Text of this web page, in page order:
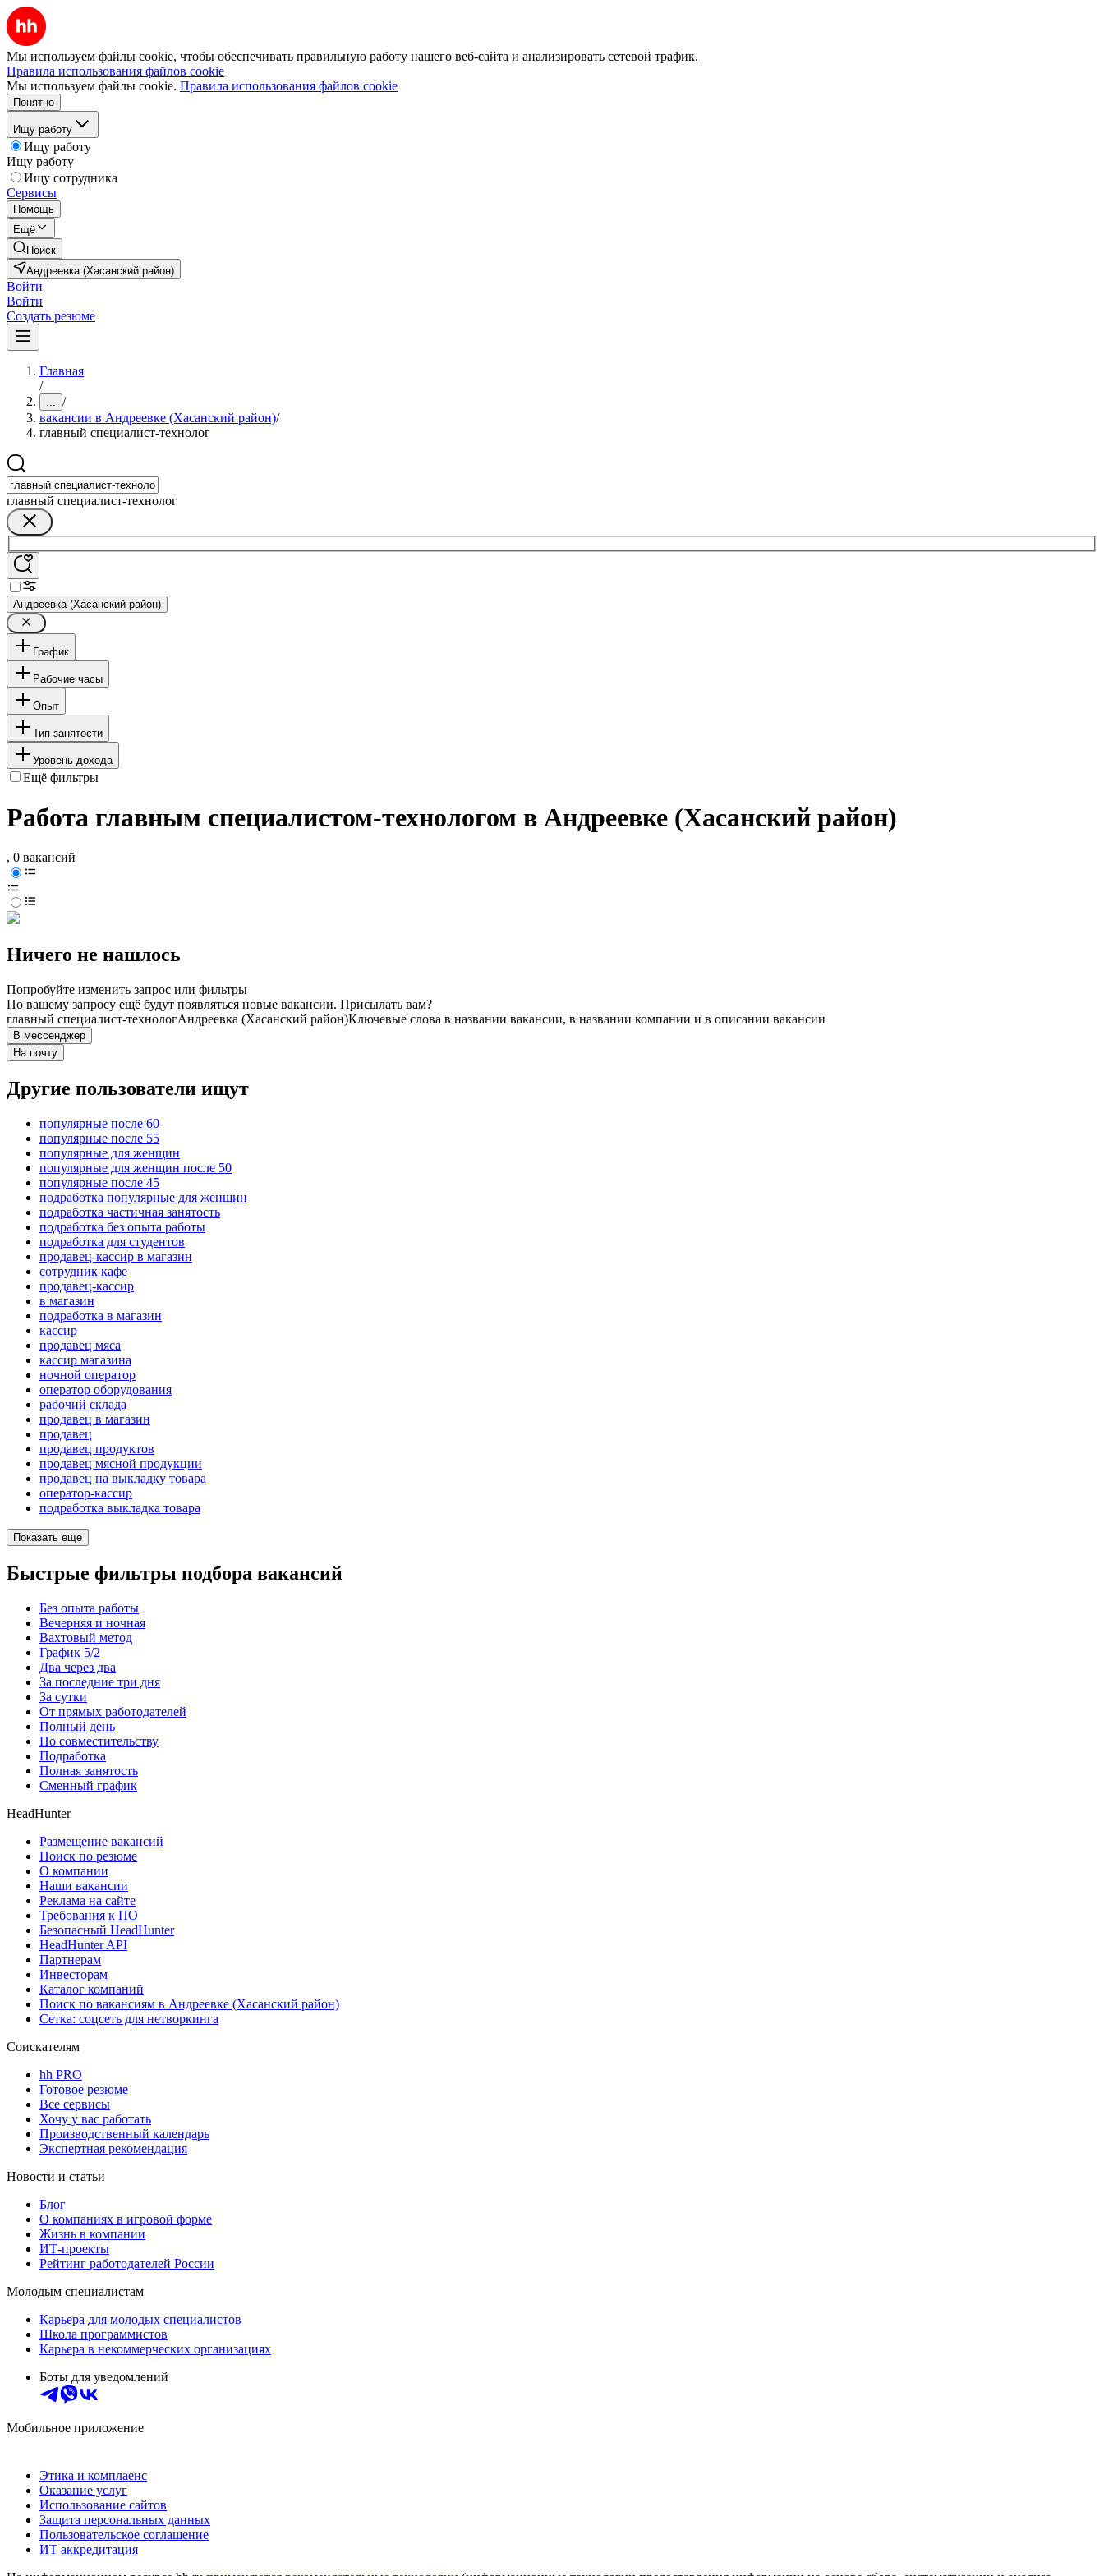
Мы используем файлы cookie, чтобы обеспечивать правильную работу нашего веб-сайта и анализировать сетевой трафик.
Правила использования файлов cookie
Мы используем файлы cookie. Правила использования файлов cookie
Понятно
Ищу работу
Ищу работу
Ищу работу
Ищу сотрудника
Сервисы
Помощь
Ещё
Поиск
Андреевка (Хасанский район)
Войти
Войти
Создать резюме
Главная
/
... /
вакансии в Андреевке (Хасанский район)/
главный специалист-технолог
главный специалист-технолог
Андреевка (Хасанский район)
График
Рабочие часы
Опыт
Тип занятости
Уровень дохода
Ещё фильтры
Работа главным специалистом-технологом в Андреевке (Хасанский район)
, 0 вакансий
Ничего не нашлось
Попробуйте изменить запрос или фильтры
По вашему запросу ещё будут появляться новые вакансии. Присылать вам?
главный специалист-технологАндреевка (Хасанский район)Ключевые слова в названии вакансии, в названии компании и в описании вакансии
В мессенджер
На почту
Другие пользователи ищут
популярные после 60
популярные после 55
популярные для женщин
популярные для женщин после 50
популярные после 45
подработка популярные для женщин
подработка частичная занятость
подработка без опыта работы
подработка для студентов
продавец-кассир в магазин
сотрудник кафе
продавец-кассир
в магазин
подработка в магазин
кассир
продавец мяса
кассир магазина
ночной оператор
оператор оборудования
рабочий склада
продавец в магазин
продавец
продавец продуктов
продавец мясной продукции
продавец на выкладку товара
оператор-кассир
подработка выкладка товара
Показать ещё
Быстрые фильтры подбора вакансий
Без опыта работы
Вечерняя и ночная
Вахтовый метод
График 5/2
Два через два
За последние три дня
За сутки
От прямых работодателей
Полный день
По совместительству
Подработка
Полная занятость
Сменный график
HeadHunter
Размещение вакансий
Поиск по резюме
О компании
Наши вакансии
Реклама на сайте
Требования к ПО
Безопасный HeadHunter
HeadHunter API
Партнерам
Инвесторам
Каталог компаний
Поиск по вакансиям в Андреевке (Хасанский район)
Сетка: соцсеть для нетворкинга
Соискателям
hh PRO
Готовое резюме
Все сервисы
Хочу у вас работать
Производственный календарь
Экспертная рекомендация
Новости и статьи
Блог
О компаниях в игровой форме
Жизнь в компании
ИТ-проекты
Рейтинг работодателей России
Молодым специалистам
Карьера для молодых специалистов
Школа программистов
Карьера в некоммерческих организациях
Боты для уведомлений
Мобильное приложение
Этика и комплаенс
Оказание услуг
Использование сайтов
Защита персональных данных
Пользовательское соглашение
ИТ аккредитация